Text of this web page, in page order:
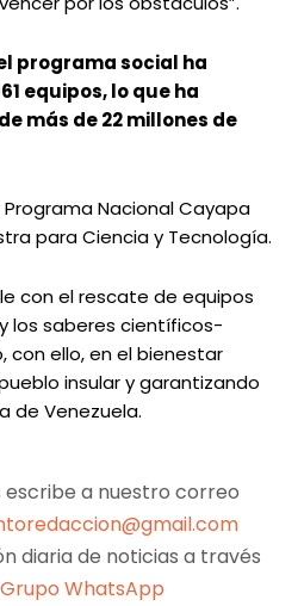
programa social ha
equipos, lo que ha
más de 22 millones de
Nacional Cayapa
para Ciencia y Tecnología.
con el rescate de equipos
los saberes científicos-
con ello, en el bienestar
insular y garantizando
de Venezuela.
a nuestro correo
diaria de noticias a través
Grupo WhatsApp